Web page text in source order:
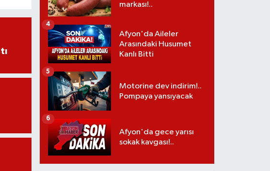
markası!..
Afyon'da Aileler
Arasındaki Husumet
Kanlı Bitti
4
Motorine dev indirim!..
Pompaya yansıyacak
5
Afyon'da gece yarısı
sokak kavgası!..
6